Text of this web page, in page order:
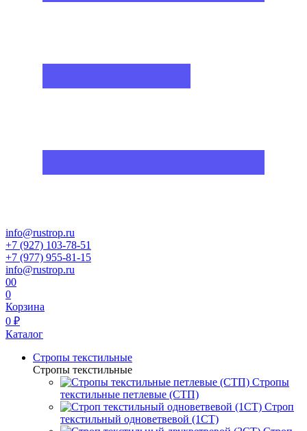
info@rustrop.ru
+7 (927) 103-78-51
+7 (977) 955-81-15
info@rustrop.ru
00
0
Корзина
0 ₽
Каталог
Стропы текстильные
Стропы текстильные
Стропы
текстильные петлевые (СТП)
Строп
текстильный одноветвевой (1СТ)